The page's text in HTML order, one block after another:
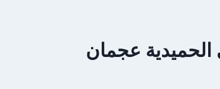
عجمان